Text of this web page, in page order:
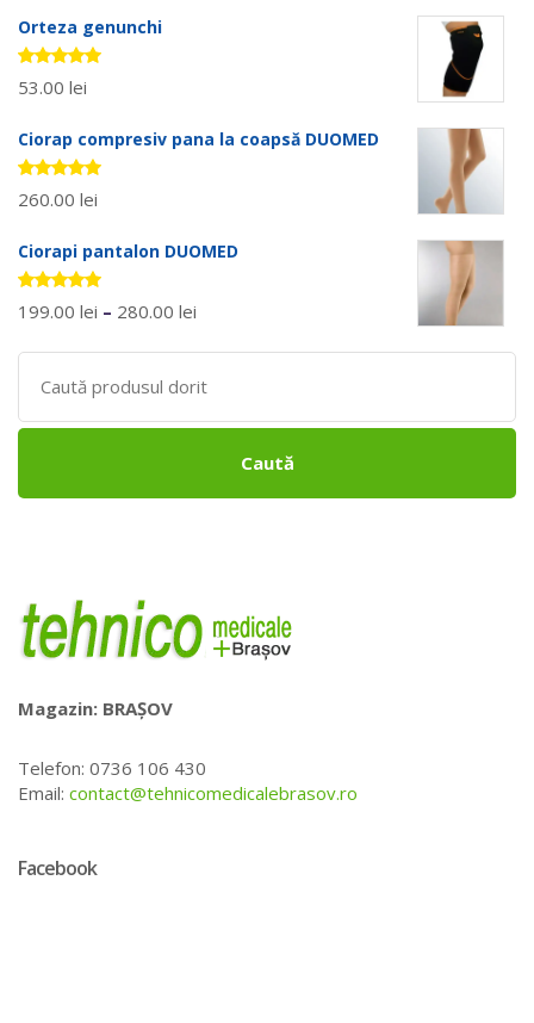
Orteza genunchi
Evaluat la
5.00stele
53.00 lei
Ciorap compresiv pana la coapsă DUOMED
Evaluat la
5.00stele
260.00 lei
Ciorapi pantalon DUOMED
Evaluat la
5.00stele
199.00 lei – 280.00 lei
Search
for:
Caută
Magazin: BRAȘOV
Telefon: 0736 106 430
Email: contact@tehnicomedicalebrasov.ro
Facebook